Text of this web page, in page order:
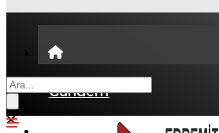
Gündem